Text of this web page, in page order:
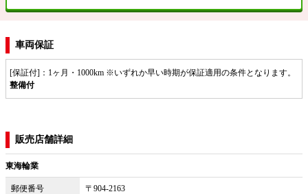
車両保証
[保証付]：1ヶ月・1000km ※いずれか早い時期が保証適用の条件となります。
整備付
販売店舗詳細
東海輪業
郵便番号 〒904-2163